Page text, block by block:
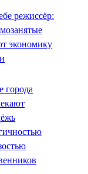
режиссёр:
экономику
города